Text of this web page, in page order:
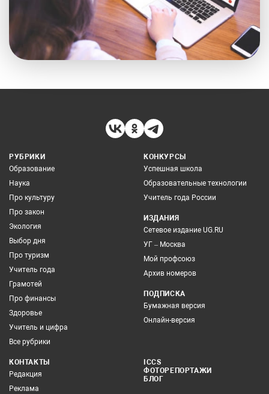
РУБРИКИ
Образование
Наука
Про культуру
Про закон
Экология
Выбор дня
Про туризм
Учитель года
Грамотей
Про финансы
Здоровье
Учитель и цифра
Все рубрики
КОНКУРСЫ
Успешная школа
Образовательные технологии
Учитель года России
ИЗДАНИЯ
Сетевое издание UG.RU
УГ – Москва
Мой профсоюз
Архив номеров
ПОДПИСКА
Бумажная версия
Онлайн-версия
КОНТАКТЫ
Редакция
Реклама
ICCS
ФОТОРЕПОРТАЖИ
БЛОГ